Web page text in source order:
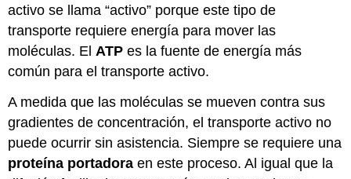
activo se llama “activo” porque este tipo de
transporte requiere energía para mover las
moléculas. El ATP es la fuente de energía más
común para el transporte activo.
A medida que las moléculas se mueven contra sus
gradientes de concentración, el transporte activo no
puede ocurrir sin asistencia. Siempre se requiere una
proteína portadora en este proceso. Al igual que la